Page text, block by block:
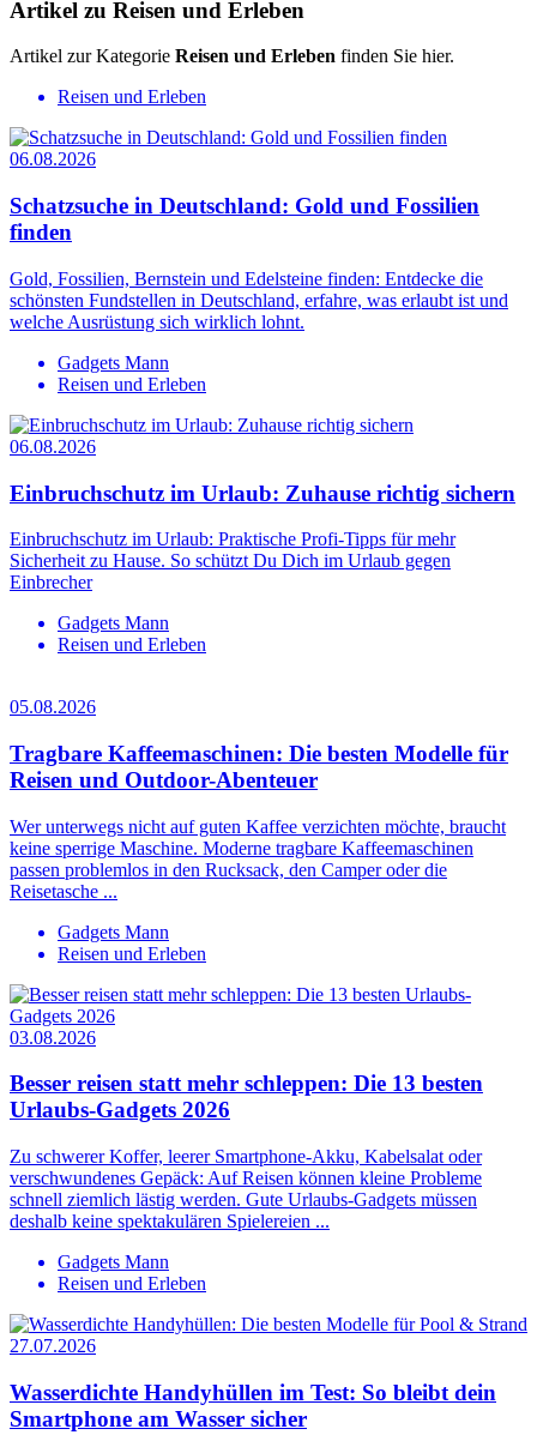
Artikel zu Reisen und Erleben
Artikel zur Kategorie Reisen und Erleben finden Sie hier.
Reisen und Erleben
06.08.2026
Schatzsuche in Deutschland: Gold und Fossilien
finden
Gold, Fossilien, Bernstein und Edelsteine finden: Entdecke die
schönsten Fundstellen in Deutschland, erfahre, was erlaubt ist und
welche Ausrüstung sich wirklich lohnt.
Gadgets Mann
Reisen und Erleben
06.08.2026
Einbruchschutz im Urlaub: Zuhause richtig sichern
Einbruchschutz im Urlaub: Praktische Profi-Tipps für mehr
Sicherheit zu Hause. So schützt Du Dich im Urlaub gegen
Einbrecher
Gadgets Mann
Reisen und Erleben
05.08.2026
Tragbare Kaffeemaschinen: Die besten Modelle für
Reisen und Outdoor-Abenteuer
Wer unterwegs nicht auf guten Kaffee verzichten möchte, braucht
keine sperrige Maschine. Moderne tragbare Kaffeemaschinen
passen problemlos in den Rucksack, den Camper oder die
Reisetasche ...
Gadgets Mann
Reisen und Erleben
03.08.2026
Besser reisen statt mehr schleppen: Die 13 besten
Urlaubs-Gadgets 2026
Zu schwerer Koffer, leerer Smartphone-Akku, Kabelsalat oder
verschwundenes Gepäck: Auf Reisen können kleine Probleme
schnell ziemlich lästig werden. Gute Urlaubs-Gadgets müssen
deshalb keine spektakulären Spielereien ...
Gadgets Mann
Reisen und Erleben
27.07.2026
Wasserdichte Handyhüllen im Test: So bleibt dein
Smartphone am Wasser sicher